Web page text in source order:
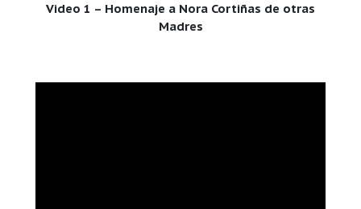
Video 1 – Homenaje a Nora Cortiñas de otras
Madres